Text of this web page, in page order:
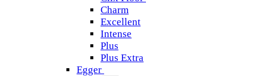
Charm
Excellent
Intense
Plus
Plus Extra
Egger